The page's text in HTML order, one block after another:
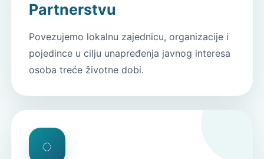
Partnerstvu
Povezujemo lokalnu zajednicu, organizacije i
pojedince u cilju unapređenja javnog interesa
osoba treće životne dobi.
◌